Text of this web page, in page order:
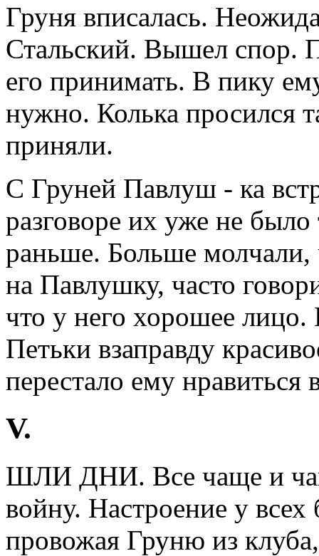
Груня вписалась.
Стальский. Вышел спор.
его принимать. В пику
нужно. Колька просился
приняли.
С Груней Павлуш - ка
разговоре их уже не было
раньше. Больше молчали,
на Павлушку, часто
что у него хорошее
Петьки взаправду
перестало ему нравиться
V.
ШЛИ ДНИ. Все чаще и
войну. Настроение у
провожая Груню из